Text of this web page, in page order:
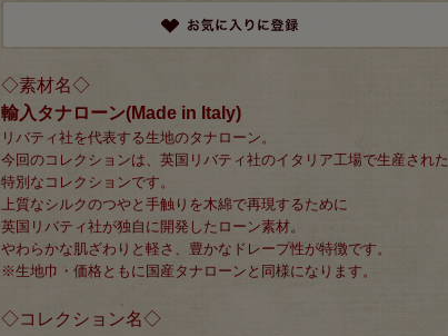
◇素材名◇
輸入タナローン(Made in Italy)
リバティ社を代表する生地のタナローン。
今回のコレクションは、英国リバティ社のイタリア工場で生産された
特別なコレクションです。
上質なシルクのつやと手触りを木綿で再現するために
英国リバティ社が独自に開発したローン素材。
やわらかな肌ざわりと軽さ、豊かなドレープ性が特徴です。
※生地巾・価格ともに国産タナローンと同様になります。
◇コレクション名◇